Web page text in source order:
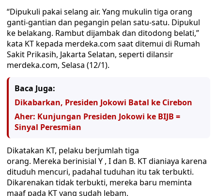
“Dipukuli pakai selang air. Yang mukulin tiga orang
ganti-gantian dan pegangin pelan satu-satu. Dipukul
ke belakang. Rambut dijambak dan ditodong belati,”
kata KT kepada merdeka.com saat ditemui di Rumah
Sakit Prikasih, Jakarta Selatan, seperti dilansir
merdeka.com, Selasa (12/1).
Baca Juga:
Dikabarkan, Presiden Jokowi Batal ke Cirebon
Aher: Kunjungan Presiden Jokowi ke BIJB =
Sinyal Peresmian
Dikatakan KT, pelaku berjumlah tiga
orang. Mereka berinisial Y , I dan B. KT dianiaya karena
dituduh mencuri, padahal tuduhan itu tak terbukti.
Dikarenakan tidak terbukti, mereka baru meminta
maaf pada KT yang sudah lebam.